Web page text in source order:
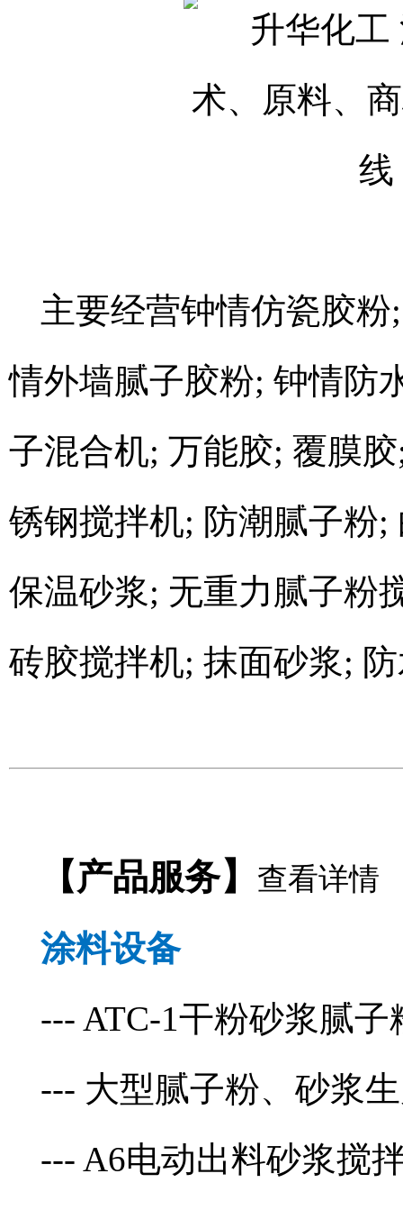
主要经营钟情仿瓷胶
情外墙腻子胶粉; 钟情防
子混合机; 万能胶; 覆膜
锈钢搅拌机; 防潮腻子粉
保温砂浆; 无重力腻子粉
砖胶搅拌机; 抹面砂浆;
【产品服务】 查看详情
涂料设备
--- ATC-1干粉砂浆腻子
--- 大型腻子粉、砂浆
--- A6电动出料砂浆搅